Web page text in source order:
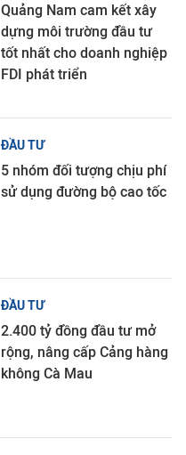
Quảng Nam cam kết xây
dựng môi trường đầu tư
tốt nhất cho doanh nghiệp
FDI phát triển
ĐẦU TƯ
5 nhóm đối tượng chịu phí
sử dụng đường bộ cao tốc
ĐẦU TƯ
2.400 tỷ đồng đầu tư mở
rộng, nâng cấp Cảng hàng
không Cà Mau